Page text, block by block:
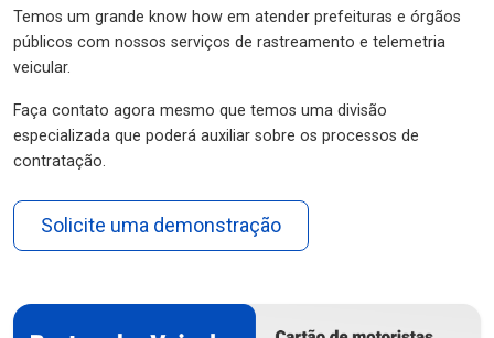
Temos um grande know how em atender prefeituras e órgãos
públicos com nossos serviços de rastreamento e telemetria
veicular.
Faça contato agora mesmo que temos uma divisão
especializada que poderá auxiliar sobre os processos de
contratação.
Solicite uma demonstração